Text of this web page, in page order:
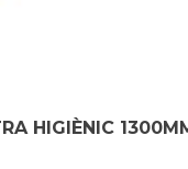
HIGIÈNIC